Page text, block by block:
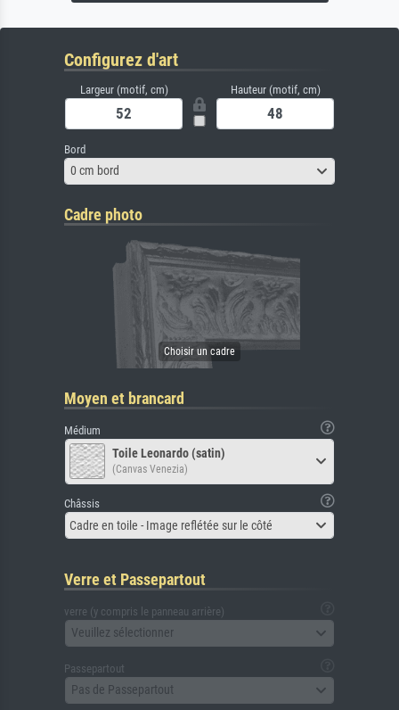
Configurez d'art
Largeur (motif, cm) Hauteur (motif, cm)
Bord
0 cm bord
Cadre photo
Moyen et brancard
Médium
Toile Leonardo (satin)
(Canvas Venezia)
Châssis
Cadre en toile - Image reflétée sur le côté
Verre et Passepartout
verre (y compris le panneau arrière)
Veuillez sélectionner
Passepartout
Pas de Passepartout